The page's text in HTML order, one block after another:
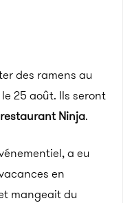
des ramens au
le 25 août. Ils seront
restaurant Ninja.
a eu
en
mangeait du